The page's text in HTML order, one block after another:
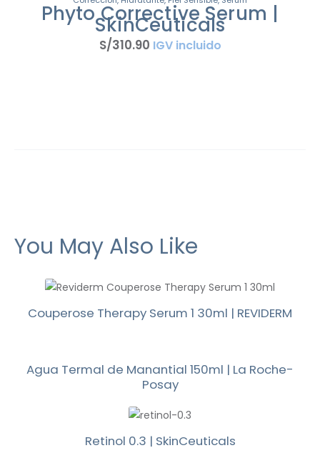
Phyto Corrective Serum |
SkinCeuticals
S/310.90 IGV incluido
You May Also Like
Couperose Therapy Serum 1 30ml | REVIDERM
Agua Termal de Manantial 150ml | La Roche-
Posay
Retinol 0.3 | SkinCeuticals